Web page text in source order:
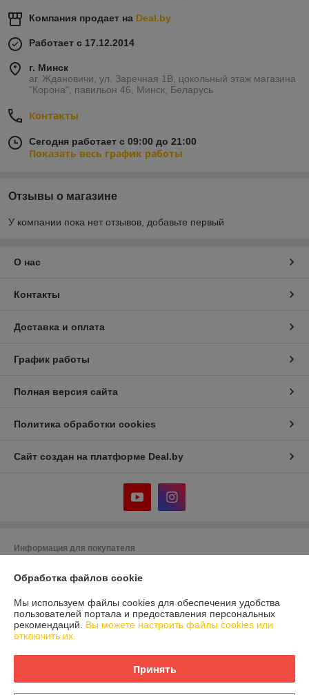
Компания продает на Deal.by
Работает с 17.12.2014
г. Минск
аг. Ждановичи, ул. Заречная 1В, цокольный этаж магазина
"Корона", павильон 46, Минск, Беларусь
Контакты
Сегодня работает с 09:00 до 21:00
Показать весь график работы
Отзывы о магазине
У компании пока нет отзывов, добавьте первый
О нас
Контакты
Доставка и оплата
График работы
Полная версия сайта
Политика обработки cookies
Сайт создан на платформе Deal.by
Информация для покупателя
«Белмиртойс»
Ждановичи, ул. Заречная, д. 1В, пав. 46
Регистрационный номер ЕГР: 693342260
Регистрационный орган: Минский горисполком
Обработка файлов cookie
Мы используем файлы cookies для обеспечения удобства
пользователей портала и предоставления персональных
рекомендаций. Вы можете настроить файлы cookies или
отключить их.
Принять